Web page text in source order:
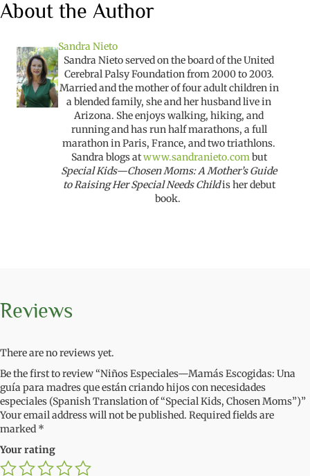
About the Author
Sandra Nieto
Sandra Nieto served on the board of the United
Cerebral Palsy Foundation from 2000 to 2003.
Married and the mother of four adult children in
a blended family, she and her husband live in
Arizona. She enjoys walking, hiking, and
running and has run half marathons, a full
marathon in Paris, France, and two triathlons.
Sandra blogs atwww.sandranieto.combut
Special Kids—Chosen Moms: A Mother’s Guide
to Raising Her Special Needs Childis her debut
book.
Reviews
There are no reviews yet.
Be the first to review “Niños Especiales—Mamás Escogidas: Una
guía para madres que están criando hijos con necesidades
especiales (Spanish Translation of “Special Kids, Chosen Moms”)”
Your email address will not be published. Required fields are
marked *
Your rating